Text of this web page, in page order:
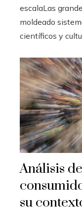
escalaLas
moldeado
científicos y
Análisis
su